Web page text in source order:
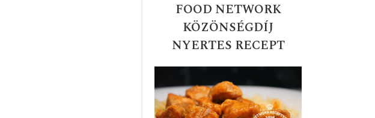
FOOD NETWORK
KÖZÖNSÉGDÍJ
NYERTES RECEPT